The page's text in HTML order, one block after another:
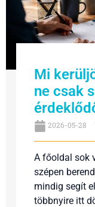
Mi
ne csak
2026-05-28
A főoldal sok
szépen
mindig segít
többnyire itt